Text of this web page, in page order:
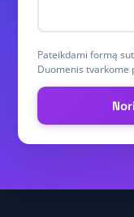
Pateikdami formą
Duomenis tvarkome